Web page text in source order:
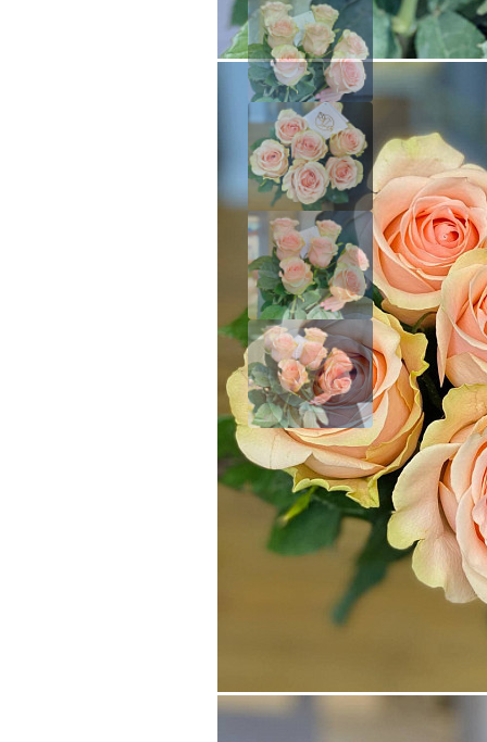
Контроль
качества
Розы
премиум